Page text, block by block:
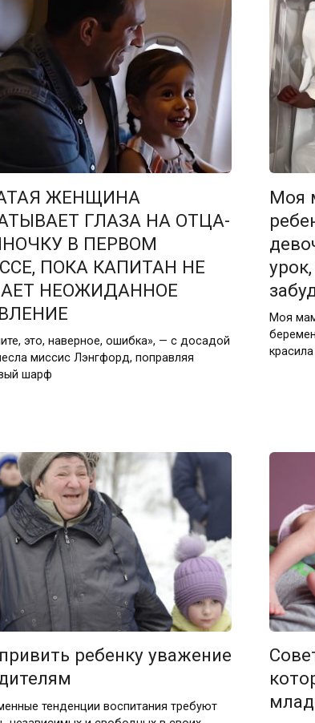
ЖЕНЩИНА
ГЛАЗА НА ОТЦА-
В ПЕРВОМ
ПОКА КАПИТАН НЕ
НЕОЖИДАННОЕ
это, наверное, ошибка», — с досадой
миссис Лэнгфорд, поправляя
шарф
Моя
Моя
ребенку уважение
тенденции воспитания требуют